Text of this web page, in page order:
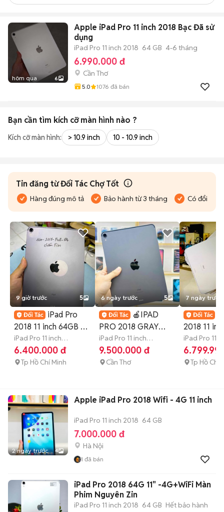
hôm qua 6
Apple iPad Pro 11 inch 2018 Bạc Đã sử
dụng
iPad Pro 11 inch 2018 64 GB 4-6 tháng
6.990.000 đ
Cần Thơ
5.0 1076 đã bán
Bạn cần tìm kích cỡ màn hình nào ?
Kích cỡ màn hình: > 10.9 inch 10 - 10.9 inch
Tin đăng từ Đối Tác Chợ Tốt
Hàng đúng mô tả Bảo hành từ 3 tháng Có đổi trả
9 giờ trước 5
iPad Pro
2018 11 inch 64GB 4g
cũ
iPad Pro 11 inch
2018 64 GB 1 tháng
6.400.000 đ
Tp Hồ Chí Minh
6 ngày trước 5
🍎IPAD
PRO 2018 GRAY
64GB WIFI CHÍNH
HÃNG PIN95%
iPad Pro 11 inch
2018 64 GB
7-12
tháng
9.500.000 đ
Cần Thơ
7 ngày trước
2018 11
5G Rẻ Vô
🔥🔥🔥
iPad Pro 11
2018 64 GB
hànhTp Hồ Chí
2 ngày trước 4
Apple iPad Pro 2018 Wifi - 4G 11 inch
iPad Pro 11 inch 2018 64 GB
7.000.000 đ
Hà Nội
1 đã bán
iPad Pro 2018 64G 11" -4G+WiFi Màn
Phim Nguyên Zin
iPad Pro 11 inch 2018 64 GB Hết bảo hành